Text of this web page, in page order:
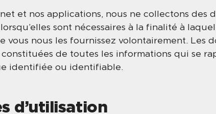
et nos applications, nous ne collectons des
sont nécessaires à la finalité à
vous nous les fournissez volontairement. Les
de toutes les informations qui se
identifiée ou identifiable.
d’utilisation